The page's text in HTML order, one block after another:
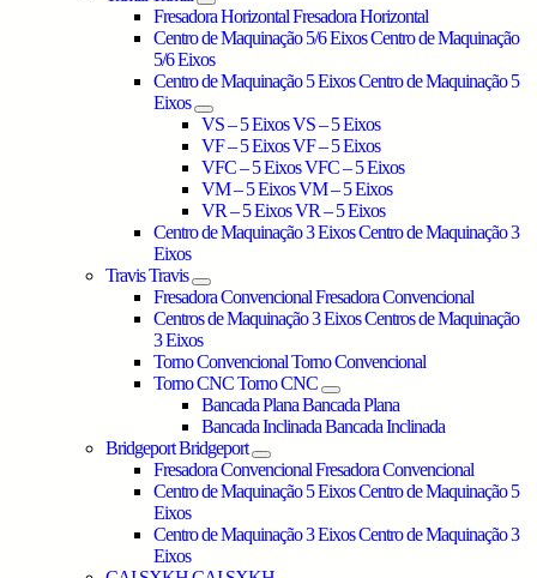
Fresadora HorizontalFresadora Horizontal
Centro de Maquinação 5/6 EixosCentro de Maquinação
5/6 Eixos
Centro de Maquinação 5 EixosCentro de Maquinação 5
Eixos
VS – 5 EixosVS – 5 Eixos
VF – 5 EixosVF – 5 Eixos
VFC – 5 EixosVFC – 5 Eixos
VM – 5 EixosVM – 5 Eixos
VR – 5 EixosVR – 5 Eixos
Centro de Maquinação 3 EixosCentro de Maquinação 3
Eixos
TravisTravis
Fresadora ConvencionalFresadora Convencional
Centros de Maquinação 3 EixosCentros de Maquinação
3 Eixos
Torno ConvencionalTorno Convencional
Torno CNCTorno CNC
Bancada PlanaBancada Plana
Bancada InclinadaBancada Inclinada
BridgeportBridgeport
Fresadora ConvencionalFresadora Convencional
Centro de Maquinação 5 EixosCentro de Maquinação 5
Eixos
Centro de Maquinação 3 EixosCentro de Maquinação 3
Eixos